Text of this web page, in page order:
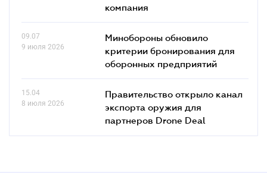
компания
09.07
9 июля 2026
Минобороны обновило
критерии бронирования для
оборонных предприятий
15.04
8 июля 2026
Правительство открыло канал
экспорта оружия для
партнеров Drone Deal